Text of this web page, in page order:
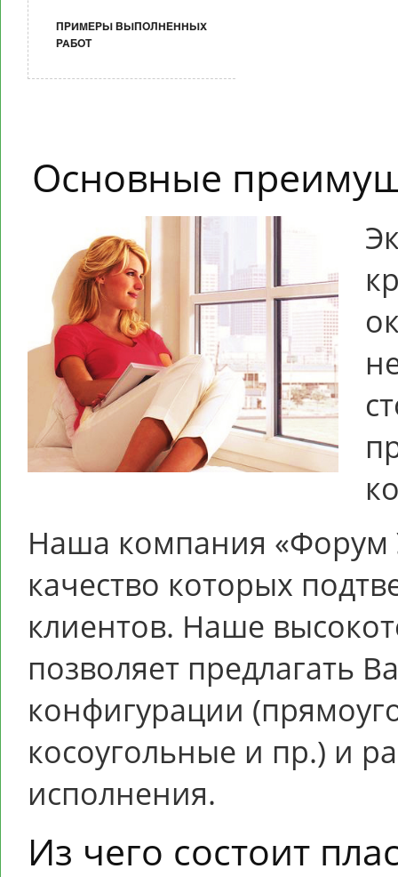
ПРИМЕРЫ ВЫПОЛНЕННЫХ
РАБОТ
Основные
Наша компания «Форум
качество которых
клиентов. Наше
позволяет предлагать
конфигурации
косоугольные и пр.) и
исполнения.
Из чего состоит